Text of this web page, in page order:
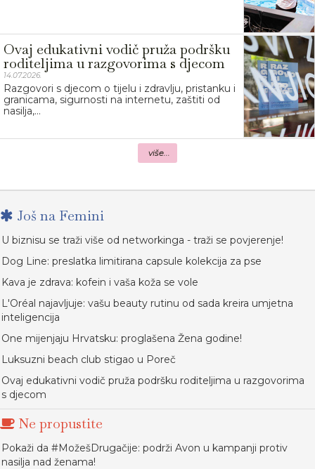
Ovaj edukativni vodič pruža podršku
roditeljima u razgovorima s djecom
14.07.2026.
Razgovori s djecom o tijelu i zdravlju, pristanku i
granicama, sigurnosti na internetu, zaštiti od
nasilja,...
više...
Još na Femini
U biznisu se traži više od networkinga - traži se povjerenje!
Dog Line: preslatka limitirana capsule kolekcija za pse
Kava je zdrava: kofein i vaša koža se vole
L'Oréal najavljuje: vašu beauty rutinu od sada kreira umjetna
inteligencija
One mijenjaju Hrvatsku: proglašena Žena godine!
Luksuzni beach club stigao u Poreč
Ovaj edukativni vodič pruža podršku roditeljima u razgovorima
s djecom
Ne propustite
Pokaži da #MožešDrugačije: podrži Avon u kampanji protiv
nasilja nad ženama!